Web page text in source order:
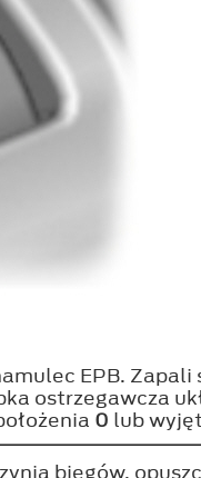
EPB.
ostrzegawcza
0 lub
biegów,